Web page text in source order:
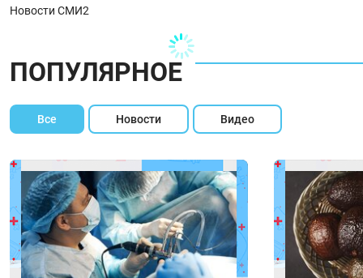
Новости СМИ2
ПОПУЛЯРНОЕ
Все Новости Видео